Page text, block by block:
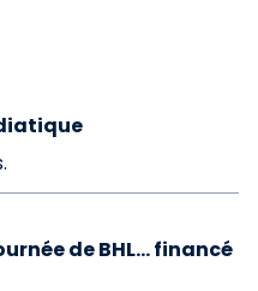
de BHL… financé